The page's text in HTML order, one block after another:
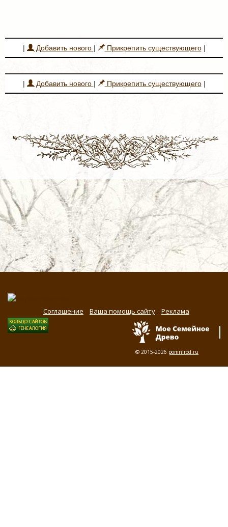
| Добавить нового | Прикрепить существующего|
| Добавить нового | Прикрепить существующего|
Соглашение Ваша помощь сайту Реклама
© 2015-2026 pomnirod.ru